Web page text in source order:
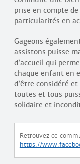
prise en compte
particularités en
Gageons
assistons puisse
d’accueil qui
chaque enfant en
d’être considéré
toutes et tous
solidaire et
Retrouvez ce
https://